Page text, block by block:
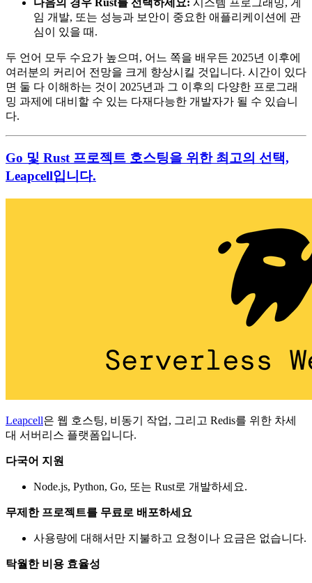
임 개발, 또는 성능과 보안이 중요한 애플리케이션에 관
심이 있을 때.
두 언어 모두 수요가 높으며, 어느 쪽을 배우든 2025년 이후에
여러분의 커리어 전망을 크게 향상시킬 것입니다. 시간이 있다
면 둘 다 이해하는 것이 2025년과 그 이후의 다양한 프로그래
밍 과제에 대비할 수 있는 다재다능한 개발자가 될 수 있습니
다.
Go 및 Rust 프로젝트 호스팅을 위한 최고의 선택,
Leapcell입니다.
Leapcell은 웹 호스팅, 비동기 작업, 그리고 Redis를 위한 차세
대 서버리스 플랫폼입니다.
다국어 지원
Node.js, Python, Go, 또는 Rust로 개발하세요.
무제한 프로젝트를 무료로 배포하세요
사용량에 대해서만 지불하고 요청이나 요금은 없습니다.
탁월한 비용 효율성